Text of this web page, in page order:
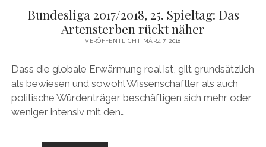
Bundesliga 2017/2018, 25. Spieltag: Das
Artensterben rückt näher
VERÖFFENTLICHT MÄRZ 7, 2018
Dass die globale Erwärmung real ist, gilt grundsätzlich
als bewiesen und sowohl Wissenschaftler als auch
politische Würdenträger beschäftigen sich mehr oder
weniger intensiv mit den…